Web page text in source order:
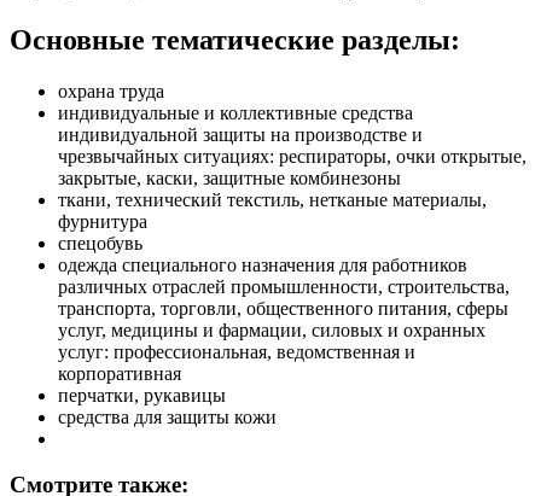
Основные тематические разделы:
охрана труда
индивидуальные и коллективные средства
индивидуальной защиты на производстве и
чрезвычайных ситуациях: респираторы, очки открытые,
закрытые, каски, защитные комбинезоны
ткани, технический текстиль, нетканые материалы,
фурнитура
спецобувь
одежда специального назначения для работников
различных отраслей промышленности, строительства,
транспорта, торговли, общественного питания, сферы
услуг, медицины и фармации, силовых и охранных
услуг: профессиональная, ведомственная и
корпоративная
перчатки, рукавицы
средства для защиты кожи
Смотрите также: